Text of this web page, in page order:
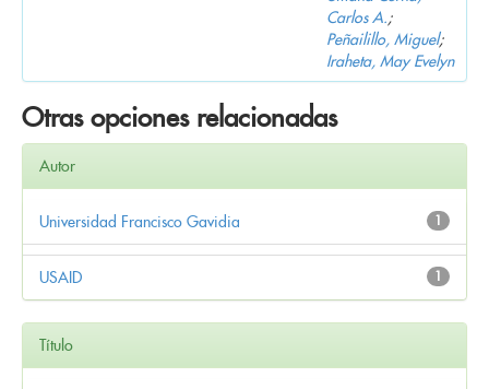
Carlos A.;
Peñailillo, Miguel;
Iraheta, May Evelyn
Otras opciones relacionadas
Autor
1
Universidad Francisco Gavidia
1
USAID
Título